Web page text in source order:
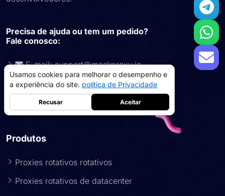
Precisa de ajuda ou tem um pedido?
Fale conosco:
E-mail:
support@maskproxy.io
Telegram: @MaskProxy
WhatsApp: MaskProxy
Produtos
Proxies rotativos rotativos
Proxies rotativos de datacenter
Usamos cookies para melhorar o desempenho e
a experiência do site. política de Privacidade
Recusar Aceitar
Proxies de datacenter
->